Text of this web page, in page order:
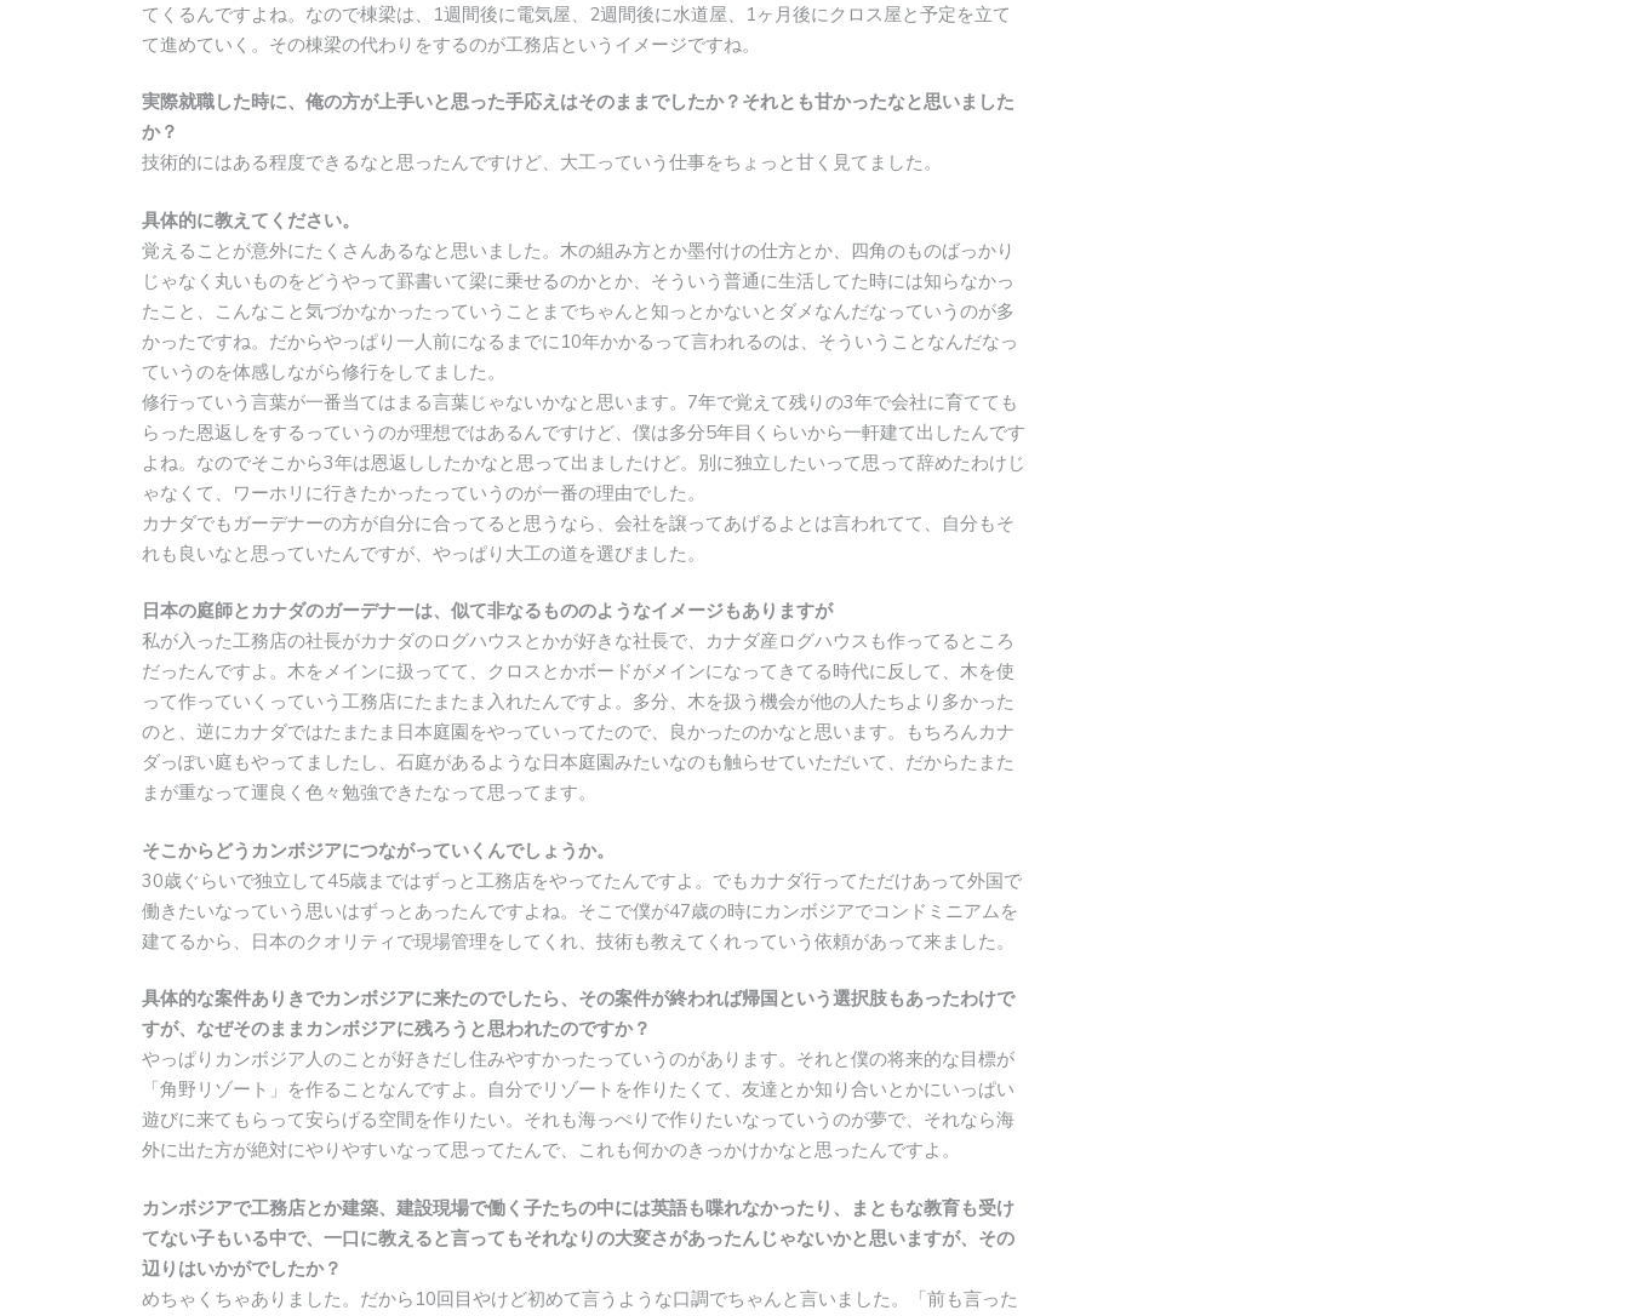
てくるんですよね。なので棟梁は、1週間後に電気屋、2週間後に水道屋、1ヶ月後にクロス屋と予定を立て
て進めていく。その棟梁の代わりをするのが工務店というイメージですね。
実際就職した時に、俺の方が上手いと思った手応えはそのままでしたか？それとも甘かったなと思いました
か？
技術的にはある程度できるなと思ったんですけど、大工っていう仕事をちょっと甘く見てました。
具体的に教えてください。
覚えることが意外にたくさんあるなと思いました。木の組み方とか墨付けの仕方とか、四角のものばっかり
じゃなく丸いものをどうやって罫書いて梁に乗せるのかとか、そういう普通に生活してた時には知らなかっ
たこと、こんなこと気づかなかったっていうことまでちゃんと知っとかないとダメなんだなっていうのが多
かったですね。だからやっぱり一人前になるまでに10年かかるって言われるのは、そういうことなんだなっ
ていうのを体感しながら修行をしてました。
修行っていう言葉が一番当てはまる言葉じゃないかなと思います。7年で覚えて残りの3年で会社に育てても
らった恩返しをするっていうのが理想ではあるんですけど、僕は多分5年目くらいから一軒建て出したんです
よね。なのでそこから3年は恩返ししたかなと思って出ましたけど。別に独立したいって思って辞めたわけじ
ゃなくて、ワーホリに行きたかったっていうのが一番の理由でした。
カナダでもガーデナーの方が自分に合ってると思うなら、会社を譲ってあげるよとは言われてて、自分もそ
れも良いなと思っていたんですが、やっぱり大工の道を選びました。
日本の庭師とカナダのガーデナーは、似て非なるもののようなイメージもありますが
私が入った工務店の社長がカナダのログハウスとかが好きな社長で、カナダ産ログハウスも作ってるところ
だったんですよ。木をメインに扱ってて、クロスとかボードがメインになってきてる時代に反して、木を使
って作っていくっていう工務店にたまたま入れたんですよ。多分、木を扱う機会が他の人たちより多かった
のと、逆にカナダではたまたま日本庭園をやっていってたので、良かったのかなと思います。もちろんカナ
ダっぽい庭もやってましたし、石庭があるような日本庭園みたいなのも触らせていただいて、だからたまた
まが重なって運良く色々勉強できたなって思ってます。
そこからどうカンボジアにつながっていくんでしょうか。
30歳ぐらいで独立して45歳まではずっと工務店をやってたんですよ。でもカナダ行ってただけあって外国で
働きたいなっていう思いはずっとあったんですよね。そこで僕が47歳の時にカンボジアでコンドミニアムを
建てるから、日本のクオリティで現場管理をしてくれ、技術も教えてくれっていう依頼があって来ました。
具体的な案件ありきでカンボジアに来たのでしたら、その案件が終われば帰国という選択肢もあったわけで
すが、なぜそのままカンボジアに残ろうと思われたのですか？
やっぱりカンボジア人のことが好きだし住みやすかったっていうのがあります。それと僕の将来的な目標が
「角野リゾート」を作ることなんですよ。自分でリゾートを作りたくて、友達とか知り合いとかにいっぱい
遊びに来てもらって安らげる空間を作りたい。それも海っぺりで作りたいなっていうのが夢で、それなら海
外に出た方が絶対にやりやすいなって思ってたんで、これも何かのきっかけかなと思ったんですよ。
カンボジアで工務店とか建築、建設現場で働く子たちの中には英語も喋れなかったり、まともな教育も受け
てない子もいる中で、一口に教えると言ってもそれなりの大変さがあったんじゃないかと思いますが、その
辺りはいかがでしたか？
めちゃくちゃありました。だから10回目やけど初めて言うような口調でちゃんと言いました。「前も言った